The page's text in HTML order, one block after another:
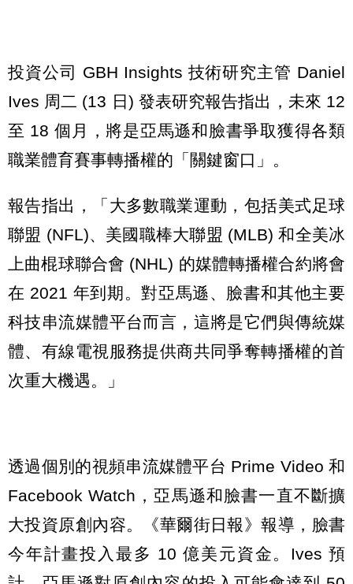
投資公司 GBH Insights 技術研究主管 Daniel
Ives 周二 (13 日) 發表研究報告指出，未來 12
至 18 個月，將是亞馬遜和臉書爭取獲得各類
職業體育賽事轉播權的「關鍵窗口」。
報告指出，「大多數職業運動，包括美式足球
聯盟 (NFL)、美國職棒大聯盟 (MLB) 和全美冰
上曲棍球聯合會 (NHL) 的媒體轉播權合約將會
在 2021 年到期。對亞馬遜、臉書和其他主要
科技串流媒體平台而言，這將是它們與傳統媒
體、有線電視服務提供商共同爭奪轉播權的首
次重大機遇。」
透過個別的視頻串流媒體平台 Prime Video 和
Facebook Watch，亞馬遜和臉書一直不斷擴
大投資原創內容。《華爾街日報》報導，臉書
今年計畫投入最多 10 億美元資金。Ives 預